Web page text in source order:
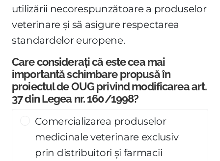
utilizării necorespunzătoare a produselor
veterinare și să asigure respectarea
standardelor europene.
Care considerați că este cea mai
importantă schimbare propusă în
proiectul de OUG privind modificarea art.
37 din Legea nr. 160/1998?
Comercializarea produselor
medicinale veterinare exclusiv
prin distribuitori și farmacii